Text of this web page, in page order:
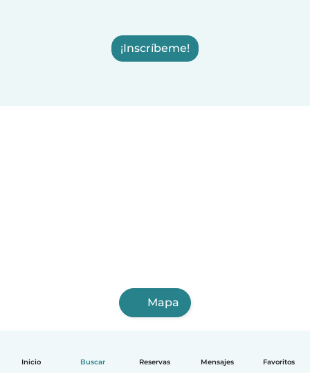
Inicio Buscar Reservas Mensajes Favoritos
¡Inscríbeme!
Mapa